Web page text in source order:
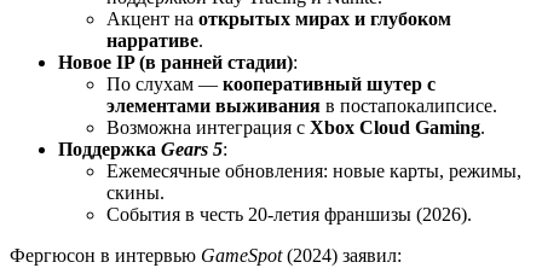
Акцент на открытых мирах и глубоком
нарративе.
Новое IP (в ранней стадии):
По слухам — кооперативный шутер с
элементами выживания в постапокалипсисе.
Возможна интеграция с Xbox Cloud Gaming.
Поддержка Gears 5:
Ежемесячные обновления: новые карты, режимы,
скины.
События в честь 20-летия франшизы (2026).
Фергюсон в интервью GameSpot(2024) заявил: